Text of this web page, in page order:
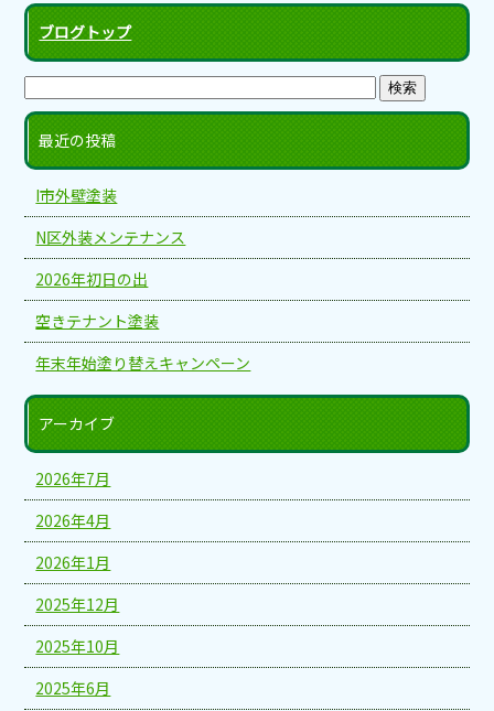
ブログトップ
最近の投稿
I市外壁塗装
N区外装メンテナンス
2026年初日の出
空きテナント塗装
年末年始塗り替えキャンペーン
アーカイブ
2026年7月
2026年4月
2026年1月
2025年12月
2025年10月
2025年6月